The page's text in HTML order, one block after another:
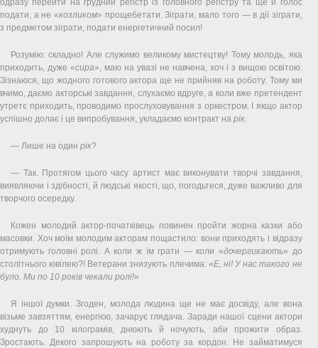
одразу перейти на грудний регістр із головного регістру та ще й голос
подати, а не «козликом» прощебетати. Зіграти, мало того — в дії зіграти,
з предметом зіграти, подати енергетичний посил!
Розумію: складно! Але служимо великому мистецтву! Тому молодь, яка
приходить, дуже «сира», маю на увазі не навчена, хоч і з вищою освітою.
Зізнаюся, що жодного готового актора ще не прийняв на роботу. Тому ми
вчимо, даємо акторські завдання, слухаємо вдруге, а коли вже претендент
утретє приходить, проводимо прослуховування з оркестром. І якщо актор
успішно долає і це випробування, укладаємо контракт на рік.
— Лише на один рік?
— Так. Протягом цього часу артист має виконувати творчі завдання,
виявляючи і здібності, й людські якості, що, погодьтеся, дуже важливо для
творчого осередку.
Кожен молодий актор-початківець повинен пройти жорна казки або
масовки. Хоч моїм молодим акторам пощастило: вони приходять і відразу
отримують головні ролі. А коли ж їм грати — коли «дочергикають» до
столітнього ювілею?! Ветерани знизують плечима: «Е, ні! У нас такого не
було. Ми по 10 років чекали ролі!»
Я іншої думки. Згоден, молода людина ще не має досвіду, але вона
візьме завзяттям, енергією, зачарує глядача. Заради нашої сцени актори
худнуть до 10 кілограмів, днюють й ночують, аби прожити образ.
Зростають. Декого запрошують на роботу за кордон. Не займатимуся